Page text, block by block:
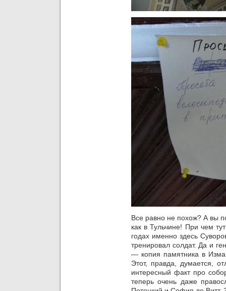
Все равно не похож? А вы
как в Тульчине! При чем
годах именно здесь
тренировал солдат. Да и
— копия памятника в
Этот, правда, думается,
интересный факт про
теперь очень даже